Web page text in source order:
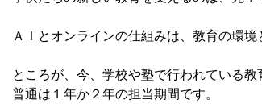
ＡＩとオンラインの仕組みは、教育の環境
ところが、今、学校や塾で行われている教
普通は１年か２年の担当期間です。